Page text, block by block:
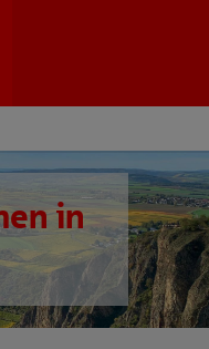
in